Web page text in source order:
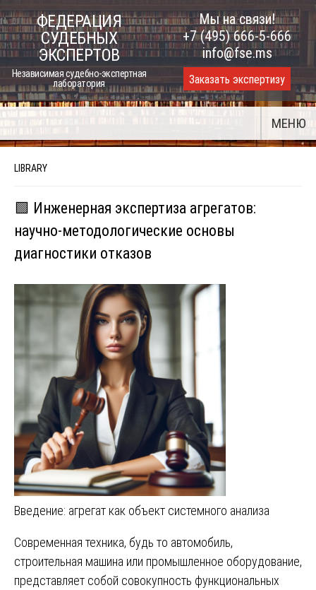
Skip
to
content
ФЕДЕРАЦИЯ
СУДЕБНЫХ
ЭКСПЕРТОВ
Независимая судебно-экспертная
лаборатория
Мы на связи!
+7 (495) 666-5-666
info@fse.ms
Заказать экспертизу
МЕНЮ
LIBRARY
🟩 Инженерная экспертиза агрегатов:
научно-методологические основы
диагностики отказов
Введение: агрегат как объект системного анализа
Современная техника, будь то автомобиль,
строительная машина или промышленное оборудование,
представляет собой совокупность функциональных